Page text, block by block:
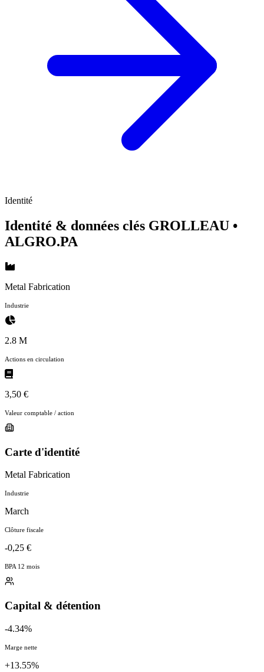
Identité
Identité & données clés GROLLEAU •
ALGRO.PA
Metal Fabrication
Industrie
2.8 M
Actions en circulation
3,50 €
Valeur comptable / action
Carte d'identité
Metal Fabrication
Industrie
March
Clôture fiscale
-0,25 €
BPA 12 mois
Capital & détention
-4.34%
Marge nette
+13.55%